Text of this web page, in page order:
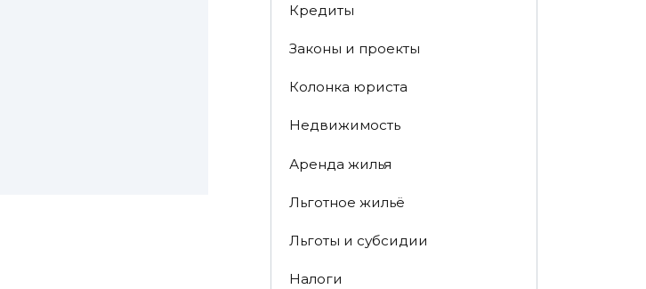
Кредиты
Законы и проекты
Колонка юриста
Недвижимость
Аренда жилья
Льготное жильё
Льготы и субсидии
Налоги